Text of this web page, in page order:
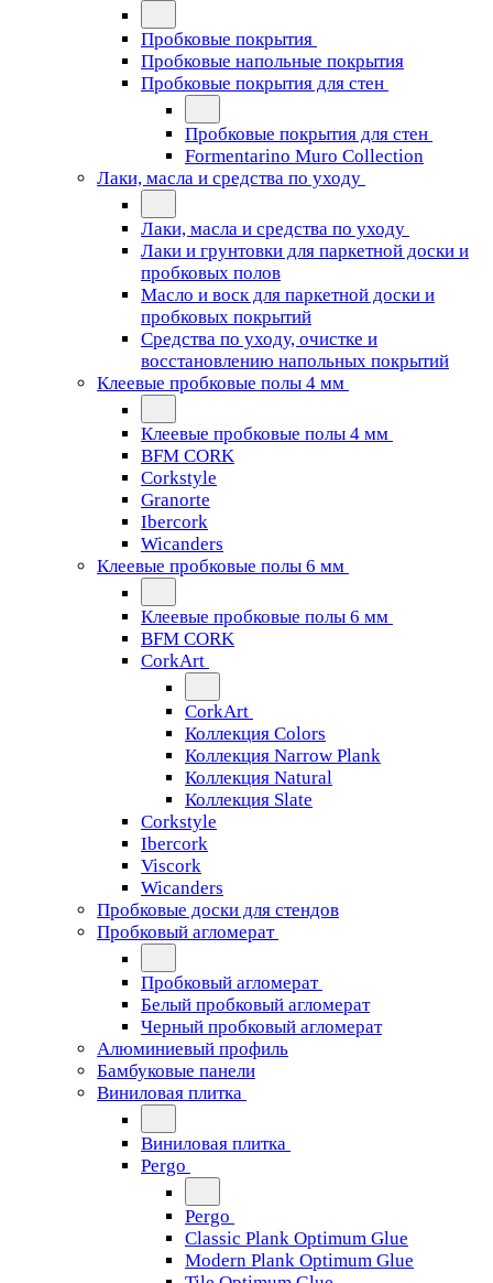
Пробковые покрытия
Пробковые напольные покрытия
Пробковые покрытия для стен
Пробковые покрытия для стен
Formentarino Muro Collection
Лаки, масла и средства по уходу
Лаки, масла и средства по уходу
Лаки и грунтовки для паркетной доски и
пробковых полов
Масло и воск для паркетной доски и
пробковых покрытий
Средства по уходу, очистке и
восстановлению напольных покрытий
Клеевые пробковые полы 4 мм
Клеевые пробковые полы 4 мм
BFM CORK
Corkstyle
Granorte
Ibercork
Wicanders
Клеевые пробковые полы 6 мм
Клеевые пробковые полы 6 мм
BFM CORK
CorkArt
CorkArt
Коллекция Colors
Коллекция Narrow Plank
Коллекция Natural
Коллекция Slate
Corkstyle
Ibercork
Viscork
Wicanders
Пробковые доски для стендов
Пробковый агломерат
Пробковый агломерат
Белый пробковый агломерат
Черный пробковый агломерат
Алюминиевый профиль
Бамбуковые панели
Виниловая плитка
Виниловая плитка
Pergo
Pergo
Classic Plank Optimum Glue
Modern Plank Optimum Glue